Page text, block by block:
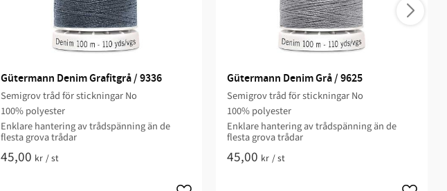
Gütermann Denim Grafitgrå / 9336
Semigrov tråd för stickningar No
100% polyester
Enklare hantering av trådspänning än de
flesta grova trådar
45,00 kr /st
Gütermann Denim Grå / 9625
Semigrov tråd för stickningar No
100% polyester
Enklare hantering av trådspänning än de
flesta grova trådar
45,00 kr /st